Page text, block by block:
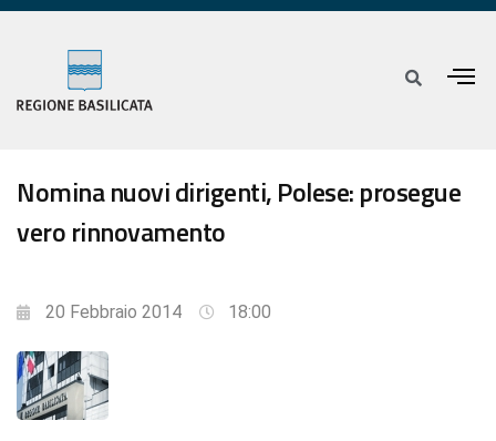
Nomina nuovi dirigenti, Polese: prosegue
vero rinnovamento
20 Febbraio 2014 18:00